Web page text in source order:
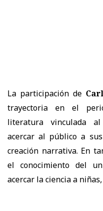
La participación de
trayectoria en el
literatura vinculada
acercar al público a
creación narrativa. En
el conocimiento del
acercar la ciencia a